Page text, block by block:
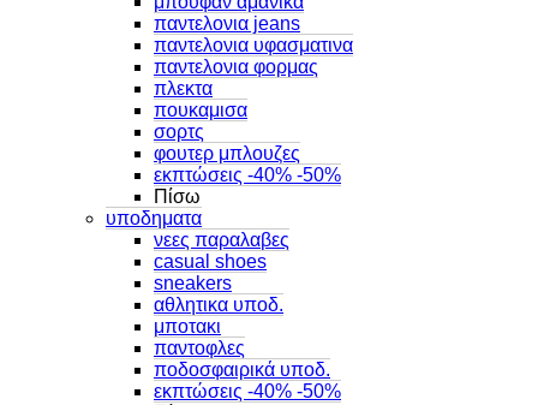
παντελονια jeans
παντελονια υφασματινα
παντελονια φορμας
πλεκτα
πουκαμισα
σορτς
φουτερ μπλουζες
εκπτώσεις -40% -50%
Πίσω
υποδηματα
νεες παραλαβες
casual shoes
sneakers
αθλητικα υποδ.
μποτακι
παντοφλες
ποδοσφαιρικά υποδ.
εκπτώσεις -40% -50%